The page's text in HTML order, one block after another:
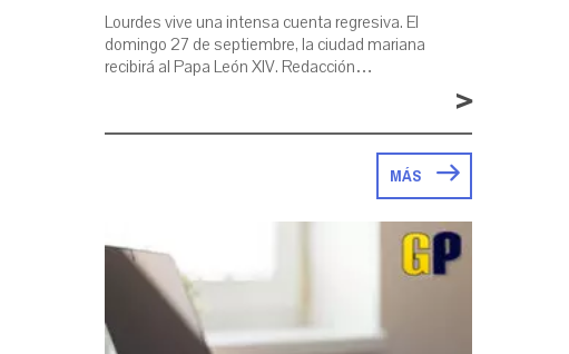
Lourdes vive una intensa cuenta regresiva. El
domingo 27 de septiembre, la ciudad mariana
recibirá al Papa León XIV. Redacción…
>
MÁS